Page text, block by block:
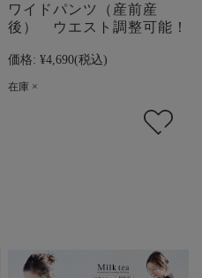
ワイドパンツ（産前産
後） ウエスト調整可能！
価格: ¥4,690(税込)
在庫 ×